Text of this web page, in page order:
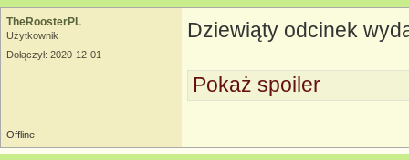
TheRoosterPL
Użytkownik
Dołączył: 2020-12-01
Dziewiąty odcinek
Pokaż spoiler
Offline